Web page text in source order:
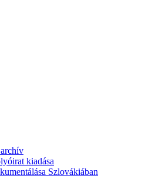
kiadása
Szlovákiában